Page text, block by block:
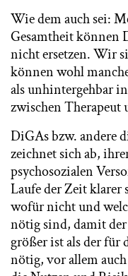
Wie dem auch sei:
Gesamtheit können
nicht ersetzen. Wir
können wohl
als unhintergehbar
zwischen
DiGAs bzw. andere
zeichnet sich ab,
psychosozialen
Laufe der Zeit klarer
wofür nicht und
nötig sind, damit
größer ist als der für
nötig, vor allem